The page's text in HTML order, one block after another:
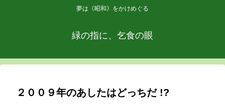
夢は《昭和》をかけめぐる
緑の指に、乞食の眼
２００９年のあしたはどっちだ !?